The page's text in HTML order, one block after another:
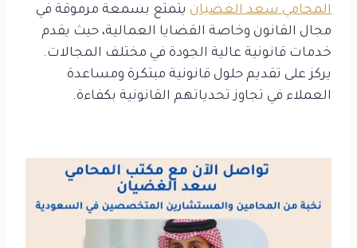
المحامي سعد الغضيان يتمتع بسمعة مرموقة في
مجال القانون وخاصة القضايا العمالية، حيث يقدم
خدمات قانونية عالية الجودة في مختلف المجالات.
يركز على تقديم حلول قانونية مبتكرة ومساعدة
العملاء في تجاوز تحدياتهم القانونية بكفاءة.